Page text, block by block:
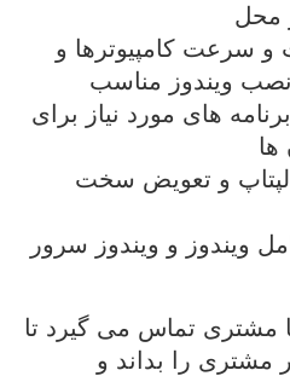
محل
و سرعت کامپیوترها و
ویندوز مناسب
های مورد نیاز برای
ها
لپتاپ و تعویض سخت
ویندوز و ویندوز سرور
با مشتری تماس می گیرد تا
مشتری را بداند و